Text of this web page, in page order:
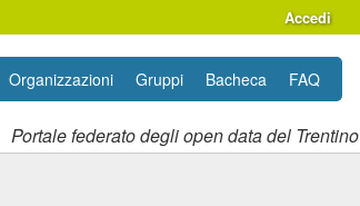
Accedi
Portale federato degli open data del Trentino
Organizzazioni Gruppi Bacheca FAQ